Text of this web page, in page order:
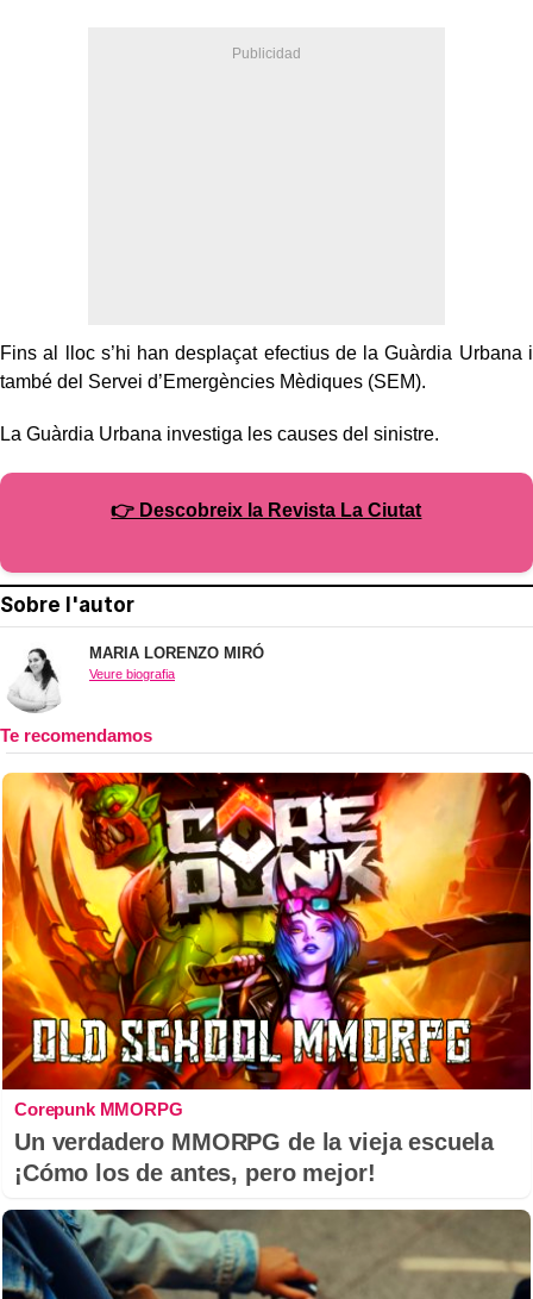
Fins al lloc s’hi han desplaçat efectius de la Guàrdia Urbana i
també del Servei d’Emergències Mèdiques (SEM).
La Guàrdia Urbana investiga les causes del sinistre.
👉 Descobreix la Revista La Ciutat
Sobre l'autor
MARIA LORENZO MIRÓ
Veure biografia
Corepunk MMORPG
Un verdadero MMORPG de la vieja escuela
¡Cómo los de antes, pero mejor!